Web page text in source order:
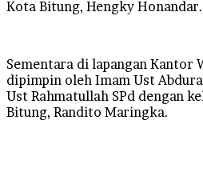
Kota Bitung, Hengky Honandar.
Sementara di lapangan Kantor
dipimpin oleh Imam Ust
Ust Rahmatullah SPd dengan
Bitung, Randito Maringka.